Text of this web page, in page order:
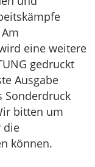
eine weitere
gedruckt
Ausgabe
Sonderdruck
bitten um
die
können.